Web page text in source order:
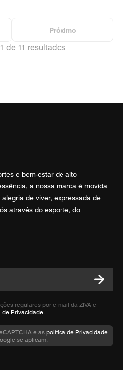
de 11 resultados
Próximo
e bem-estar de alto
a nossa marca é movida
de viver, expressada de
através do esporte, do
regulares por e-mail da ZIVA e
de Privacidade.
e as política de Privacidade
se aplicam.